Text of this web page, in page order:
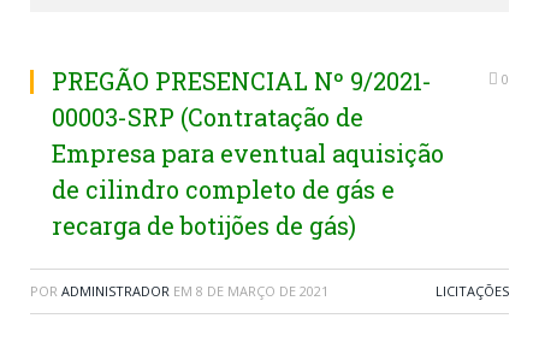
PREGÃO PRESENCIAL Nº 9/2021-
00003-SRP (Contratação de
Empresa para eventual aquisição
de cilindro completo de gás e
recarga de botijões de gás)
0
POR ADMINISTRADOR EM 8 DE MARÇO DE 2021 LICITAÇÕES